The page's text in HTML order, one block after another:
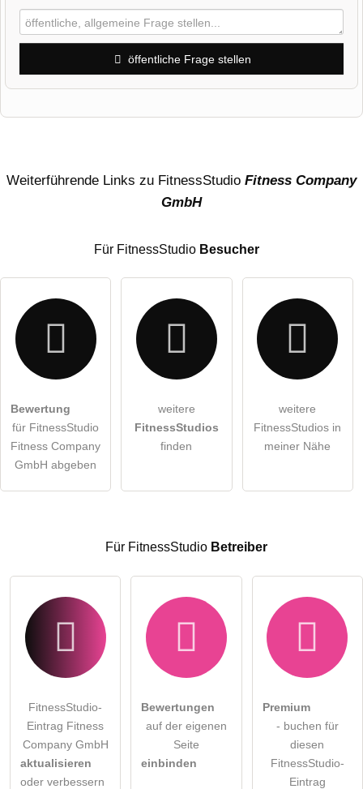
öffentliche Frage stellen
DieDatenschutzerklärunghabe ich zur Kenntnis genommen.
öffentliche Frage stellen
Klicken Sie hier um eineindividuelle Fragean den
Weiterführende Links zu FitnessStudio Fitness Company
GmbH
Für FitnessStudio Besucher
Bewertung
für FitnessStudio
Fitness Company
GmbH abgeben
weitere
FitnessStudios
finden
weitere
FitnessStudios in
meiner Nähe
Für FitnessStudio Betreiber
FitnessStudio-
Eintrag Fitness
Company GmbH
aktualisieren
oder verbessern
Bewertungen
auf der eigenen
Seite
einbinden
Premium
- buchen für
diesen
FitnessStudio-
Eintrag